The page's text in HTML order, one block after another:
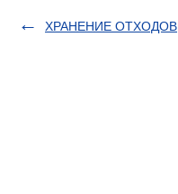
ХРАНЕНИЕ ОТХОДОВ